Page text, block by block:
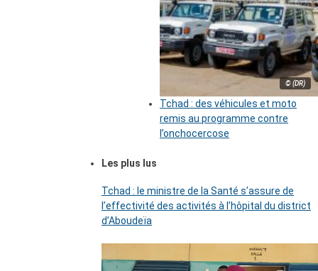
© (DR)
Tchad : des véhicules et moto
remis au programme contre
l’onchocercose
Les plus lus
Tchad : le ministre de la Santé s’assure de
l’effectivité des activités à l’hôpital du district
d’Aboudeïa